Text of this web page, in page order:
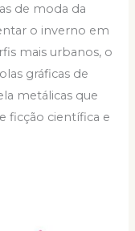
de moda da
o inverno em
mais urbanos, o
gráficas de
metálicas que
ficção científica e